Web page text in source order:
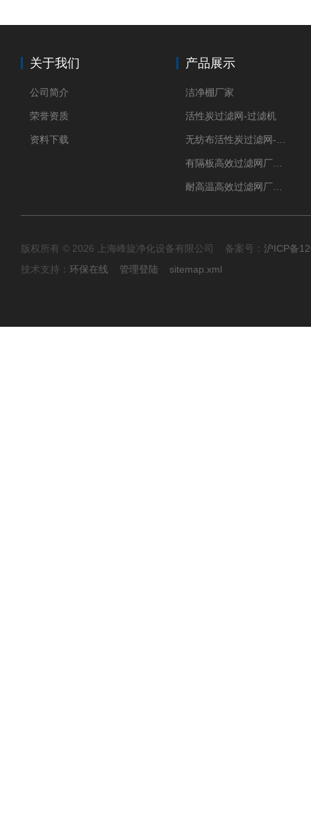
关于我们
公司简介
荣誉资质
资料下载
产品展示
洁净棚厂家
活性炭过滤网-过滤机
版权所有 © 2026 上海峰旋净化设备有限公司 备案号： 沪ICP备
技术支持： 环保在线 管理登陆 sitemap.xml